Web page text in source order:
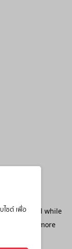
ไซต์ เพื่อoccurred while
for more